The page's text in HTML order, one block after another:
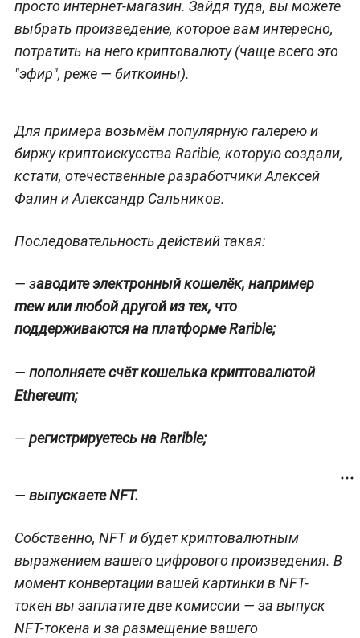
просто интернет-магазин. Зайдя туда, вы можете
выбрать произведение, которое вам интересно,
потратить на него криптовалюту (чаще всего это
"эфир", реже — биткоины).
Для примера возьмём популярную галерею и
биржу криптоискусства Rarible, которую создали,
кстати, отечественные разработчики Алексей
Фалин и Александр Сальников.
Последовательность действий такая:
— заводите электронный кошелёк, например
mew или любой другой из тех, что
поддерживаются на платформе Rarible;
— пополняете счёт кошелька криптовалютой
Ethereum;
— регистрируетесь на Rarible;
— выпускаете NFT.
Собственно, NFT и будет криптовалютным
выражением вашего цифрового произведения. В
момент конвертации вашей картинки в NFT-
токен вы заплатите две комиссии — за выпуск
NFT-токена и за размещение вашего